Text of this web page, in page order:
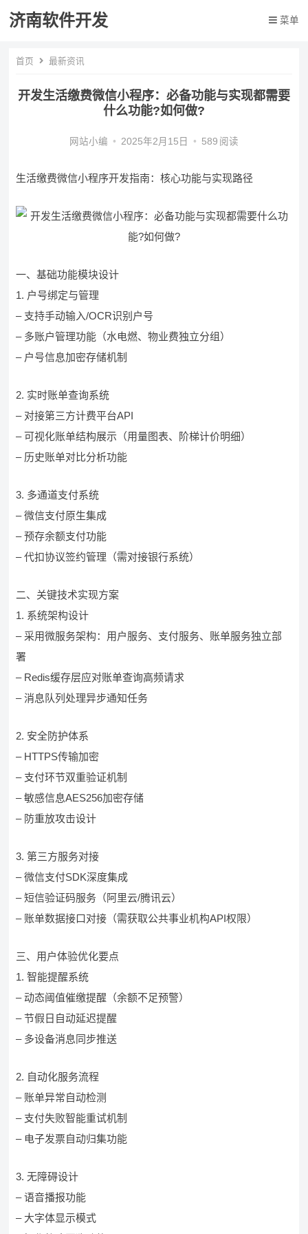
济南软件开发 菜单
首页 最新资讯
开发生活缴费微信小程序：必备功能与实现都需要
什么功能?如何做?
网站小编 • 2025年2月15日 • 589 阅读
生活缴费微信小程序开发指南：核心功能与实现路径
一、基础功能模块设计
1. 户号绑定与管理
– 支持手动输入/OCR识别户号
– 多账户管理功能（水电燃、物业费独立分组）
– 户号信息加密存储机制
2. 实时账单查询系统
– 对接第三方计费平台API
– 可视化账单结构展示（用量图表、阶梯计价明细）
– 历史账单对比分析功能
3. 多通道支付系统
– 微信支付原生集成
– 预存余额支付功能
– 代扣协议签约管理（需对接银行系统）
二、关键技术实现方案
1. 系统架构设计
– 采用微服务架构：用户服务、支付服务、账单服务独立部
署
– Redis缓存层应对账单查询高频请求
– 消息队列处理异步通知任务
2. 安全防护体系
– HTTPS传输加密
– 支付环节双重验证机制
– 敏感信息AES256加密存储
– 防重放攻击设计
3. 第三方服务对接
– 微信支付SDK深度集成
– 短信验证码服务（阿里云/腾讯云）
– 账单数据接口对接（需获取公共事业机构API权限）
三、用户体验优化要点
1. 智能提醒系统
– 动态阈值催缴提醒（余额不足预警）
– 节假日自动延迟提醒
– 多设备消息同步推送
2. 自动化服务流程
– 账单异常自动检测
– 支付失败智能重试机制
– 电子发票自动归集功能
3. 无障碍设计
– 语音播报功能
– 大字体显示模式